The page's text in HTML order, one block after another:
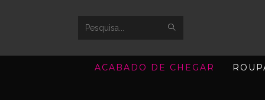
Search
ACABADO DE CHEGAR